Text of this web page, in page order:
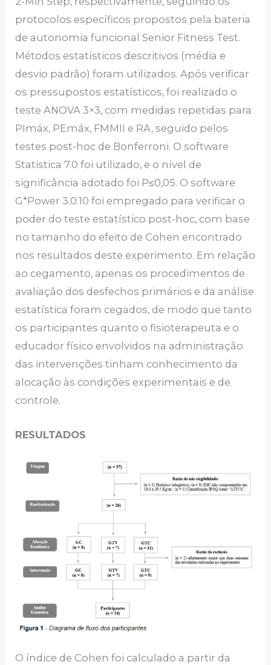
protocolos específicos propostos pela bateria
de autonomia funcional Senior Fitness Test.
Métodos estatísticos descritivos (média e
desvio padrão) foram utilizados. Após verificar
os pressupostos estatísticos, foi realizado o
teste ANOVA 3×3, com medidas repetidas para
PImáx, PEmáx, FMMII e RA, seguido pelos
testes post-hoc de Bonferroni. O software
Statistica 7.0 foi utilizado, e o nível de
significância adotado foi P≤0,05. O software
G*Power 3.0.10 foi empregado para verificar o
poder do teste estatístico post-hoc, com base
no tamanho do efeito de Cohen encontrado
nos resultados deste experimento. Em relação
ao cegamento, apenas os procedimentos de
avaliação dos desfechos primários e da análise
estatística foram cegados, de modo que tanto
os participantes quanto o fisioterapeuta e o
educador físico envolvidos na administração
das intervenções tinham conhecimento da
alocação às condições experimentais e de
controle.
RESULTADOS
O índice de Cohen foi calculado a partir da